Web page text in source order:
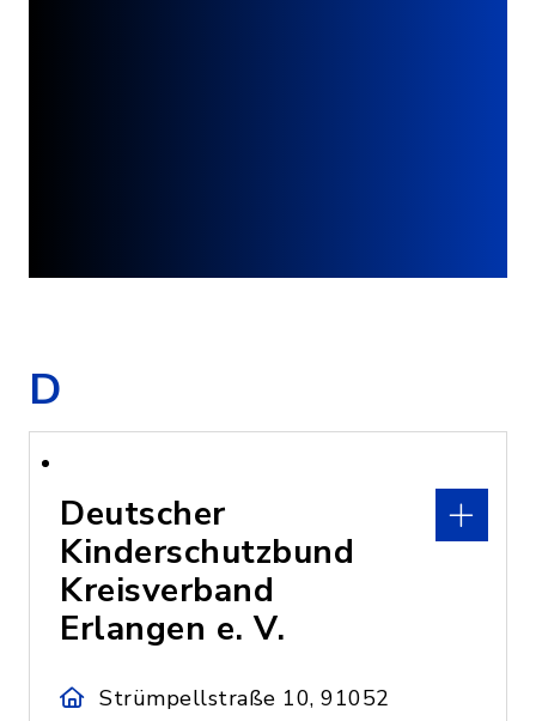
D
Deutscher
Kinderschutzbund
Kreisverband
Erlangen e. V.
Strümpellstraße 10, 91052